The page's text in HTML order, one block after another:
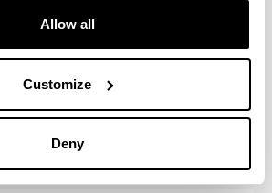
Allow all
Customize
Deny
gizarteratzea ebaluatuz
- 19:30